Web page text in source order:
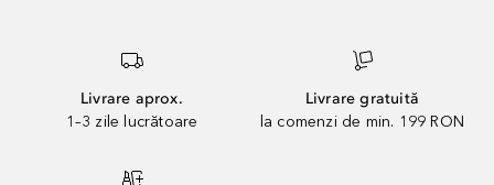
Livrare aprox.
1–3 zile lucrătoare
Livrare gratuită
la comenzi de min. 199 RON